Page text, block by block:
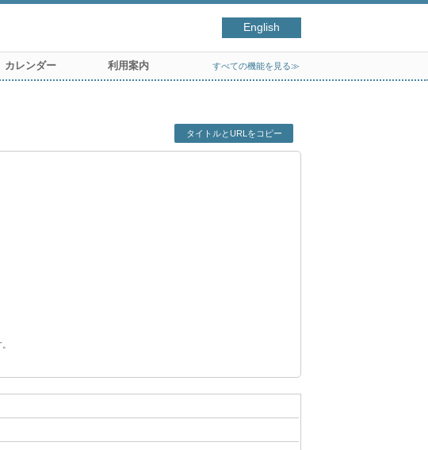
English
カレンダー 利用案内 すべての機能を見る≫
タイトルとURLをコピー